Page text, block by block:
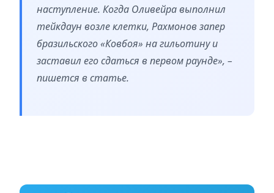
наступление. Когда Оливейра выполнил
тейкдаун возле клетки, Рахмонов запер
бразильского «Ковбоя» на гильотину и
заставил его сдаться в первом раунде», –
пишется в статье.